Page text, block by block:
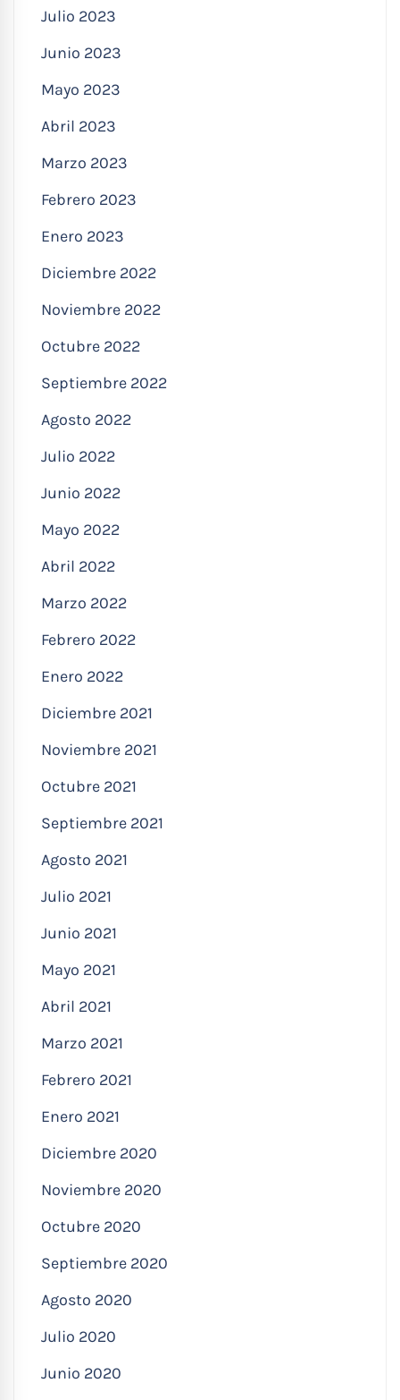
Julio 2023
Junio 2023
Mayo 2023
Abril 2023
Marzo 2023
Febrero 2023
Enero 2023
Diciembre 2022
Noviembre 2022
Octubre 2022
Septiembre 2022
Agosto 2022
Julio 2022
Junio 2022
Mayo 2022
Abril 2022
Marzo 2022
Febrero 2022
Enero 2022
Diciembre 2021
Noviembre 2021
Octubre 2021
Septiembre 2021
Agosto 2021
Julio 2021
Junio 2021
Mayo 2021
Abril 2021
Marzo 2021
Febrero 2021
Enero 2021
Diciembre 2020
Noviembre 2020
Octubre 2020
Septiembre 2020
Agosto 2020
Julio 2020
Junio 2020